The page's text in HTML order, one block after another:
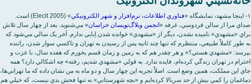
۱- اينجا مشهد، نمايشگاه « فناوري اطلاعات، نرم‌افزار و شهر الکترونيکي
» (Elecit 2005) است.
صداي مرا از سالن فردوسي، غرفه «انجمن وبلاگ‌نويسان خراسان» مي‌شنويد. بعد از چهار سال تلاش
براي «مشهدي» ناميده نشدن، ديگر از «مشهدي» خوانده شدن اِبايي ندارم. آخر يک سالي مي‌شود که
به طور کاملاْ طبيعي، منتظرم که تنها چند ثانيه پس از رسيدن به تهران و تاکسي سوار شدن، راننده
بپرسد: «مشهدي هستي؟» و هر چقدر هم که به زمين و زمان قسم بخورم که هفده سال، با عزت و
احترام در تهران زندگي کرده‌ام، فايده ندارد. به قولي «مشهدي شديم، رفته» چه اشکالي دارد؟ همه
جاي اين مملکت، همين وضع است. اصلاْ تجربه اين چهار سال و دو ماه به من نشان داده که ما تهراني‌ها،
دماغمان را کمي بيش از حد سربالا کرده‌ايم و «بچه شهرستاني» نه تنها فحش بدي نيست، که خيلي هم